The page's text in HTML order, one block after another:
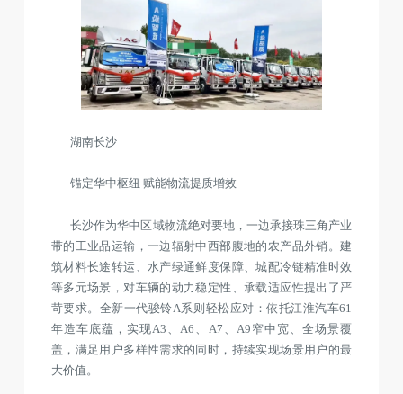
湖南长沙
锚定华中枢纽 赋能物流提质增效
长沙作为华中区域物流绝对要地，一边承接珠三角产业
带的工业品运输，一边辐射中西部腹地的农产品外销。建
筑材料长途转运、水产绿通鲜度保障、城配冷链精准时效
等多元场景，对车辆的动力稳定性、承载适应性提出了严
苛要求。全新一代骏铃A系则轻松应对：依托江淮汽车61
年造车底蕴，实现A3、A6、A7、A9窄中宽、全场景覆
盖，满足用户多样性需求的同时，持续实现场景用户的最
大价值。